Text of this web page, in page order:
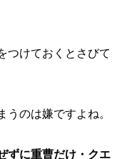
つけておくとさびて
のは嫌ですよね。
ずに重曹だけ・クエ